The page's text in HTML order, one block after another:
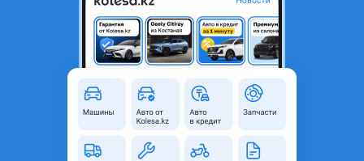
Решетка радиатора на Lexus GX460 2014-19 стиль 2021
Караганда, Карагандинская
область
Новая